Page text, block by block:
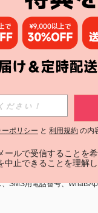
SMS用電話番号、
ポリシー と 利用規約 の内
ルで受信することを希
止できることを理解し